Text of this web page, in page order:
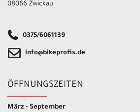
08066 Zwickau
0375/6061139
info@bikeprofis.de
ÖFFNUNGSZEITEN
März - September